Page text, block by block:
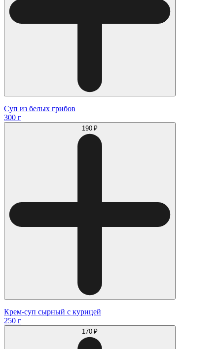
Суп из белых грибов
300 г
190 ₽
Крем-суп сырный с курицей
250 г
170 ₽